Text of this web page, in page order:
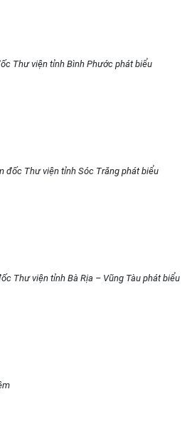
Thư viện tỉnh Bình Phước phát biểu
đốc Thư viện tỉnh Sóc Trăng phát biểu
Thư viện tỉnh Bà Rịa – Vũng Tàu phát biểu